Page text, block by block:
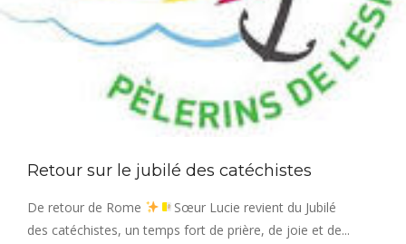
Retour sur le jubilé des catéchistes
De retour de Rome
Sœur Lucie revient du Jubilé
des catéchistes, un temps fort de prière, de joie et de...